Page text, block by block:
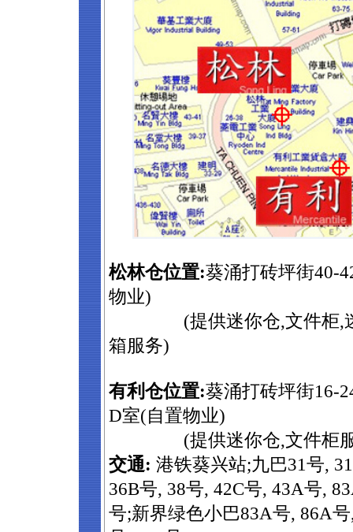
松林仓位置:葵涌打砖坪街40-
物业)
(提供迷你仓,文件柜,
箱服务)
有利仓位置:葵涌打砖坪街16-
D室(自置物业)
(提供迷你仓,文件柜
交通: 港铁葵兴站;九巴31号,
36B号, 38号, 42C号, 43A号,
号;新界绿色小巴83A号, 86A